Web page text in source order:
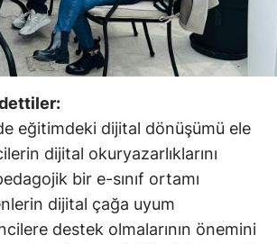
eğitimdeki dijital dönüşümü ele
dijital okuryazarlıklarını
bir e-sınıf ortamı
dijital çağa uyum
destek olmalarının önemini